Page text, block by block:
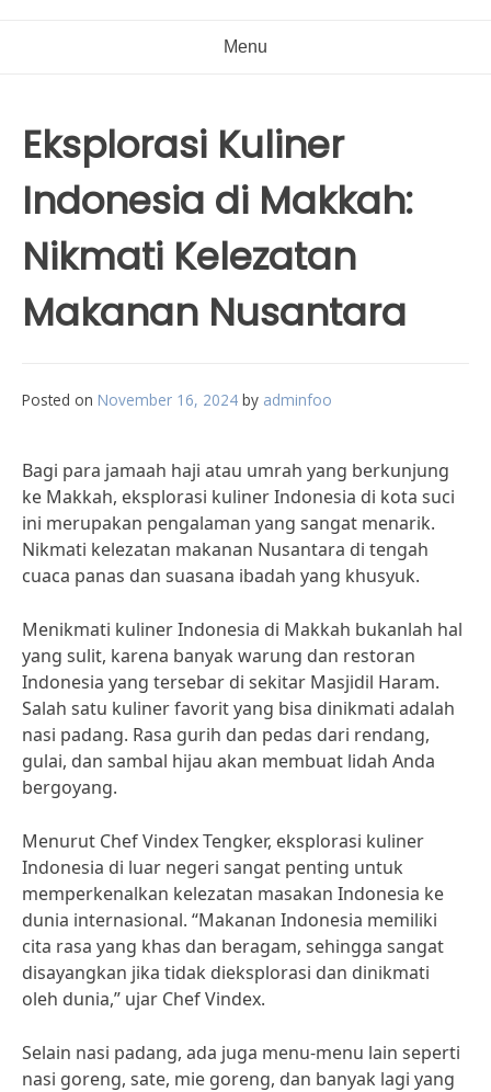
Menu
Eksplorasi Kuliner
Indonesia di Makkah:
Nikmati Kelezatan
Makanan Nusantara
Posted on November 16, 2024 by adminfoo
Bagi para jamaah haji atau umrah yang berkunjung
ke Makkah, eksplorasi kuliner Indonesia di kota suci
ini merupakan pengalaman yang sangat menarik.
Nikmati kelezatan makanan Nusantara di tengah
cuaca panas dan suasana ibadah yang khusyuk.
Menikmati kuliner Indonesia di Makkah bukanlah hal
yang sulit, karena banyak warung dan restoran
Indonesia yang tersebar di sekitar Masjidil Haram.
Salah satu kuliner favorit yang bisa dinikmati adalah
nasi padang. Rasa gurih dan pedas dari rendang,
gulai, dan sambal hijau akan membuat lidah Anda
bergoyang.
Menurut Chef Vindex Tengker, eksplorasi kuliner
Indonesia di luar negeri sangat penting untuk
memperkenalkan kelezatan masakan Indonesia ke
dunia internasional. “Makanan Indonesia memiliki
cita rasa yang khas dan beragam, sehingga sangat
disayangkan jika tidak dieksplorasi dan dinikmati
oleh dunia,” ujar Chef Vindex.
Selain nasi padang, ada juga menu-menu lain seperti
nasi goreng, sate, mie goreng, dan banyak lagi yang